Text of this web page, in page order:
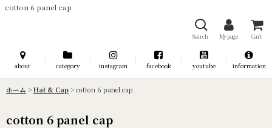
cotton 6 panel cap
Search My page Cart
about category instagram facebook youtube information
ホーム > Hat & Cap > cotton 6 panel cap
cotton 6 panel cap